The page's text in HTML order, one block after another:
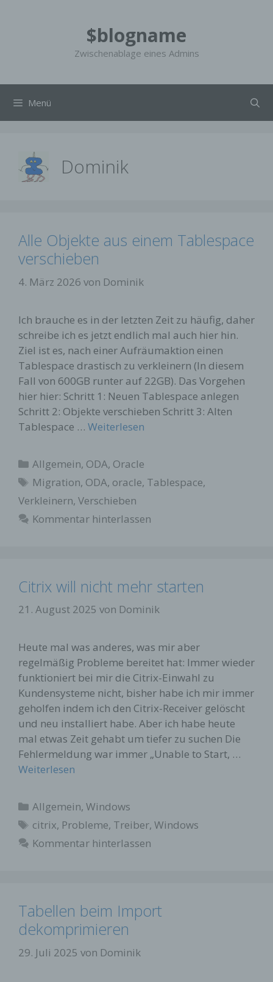
$blogname
Zwischenablage eines Admins
Menü
Dominik
Alle Objekte aus einem Tablespace
verschieben
4. März 2026 von Dominik
Ich brauche es in der letzten Zeit zu häufig, daher
schreibe ich es jetzt endlich mal auch hier hin.
Ziel ist es, nach einer Aufräumaktion einen
Tablespace drastisch zu verkleinern (In diesem
Fall von 600GB runter auf 22GB). Das Vorgehen
hier hier: Schritt 1: Neuen Tablespace anlegen
Schritt 2: Objekte verschieben Schritt 3: Alten
Tablespace … Weiterlesen
Kategorien
Allgemein, ODA, Oracle
Schlagwörter
Migration, ODA, oracle, Tablespace,
Verkleinern, Verschieben
Kommentar hinterlassen
Citrix will nicht mehr starten
21. August 2025 von Dominik
Heute mal was anderes, was mir aber
regelmäßig Probleme bereitet hat: Immer wieder
funktioniert bei mir die Citrix-Einwahl zu
Kundensysteme nicht, bisher habe ich mir immer
geholfen indem ich den Citrix-Receiver gelöscht
und neu installiert habe. Aber ich habe heute
mal etwas Zeit gehabt um tiefer zu suchen Die
Fehlermeldung war immer „Unable to Start, …
Weiterlesen
Kategorien
Allgemein,Windows
Schlagwörter
citrix, Probleme, Treiber,Windows
Kommentar hinterlassen
Tabellen beim Import
dekomprimieren
29. Juli 2025 von Dominik